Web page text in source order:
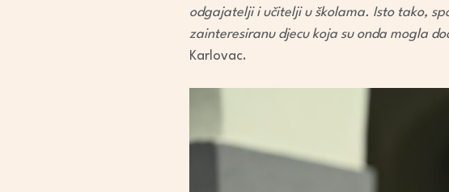
odgajatelji i učitelji u školama. Isto tako,
zainteresiranu djecu koja su onda mogla
Karlovac.